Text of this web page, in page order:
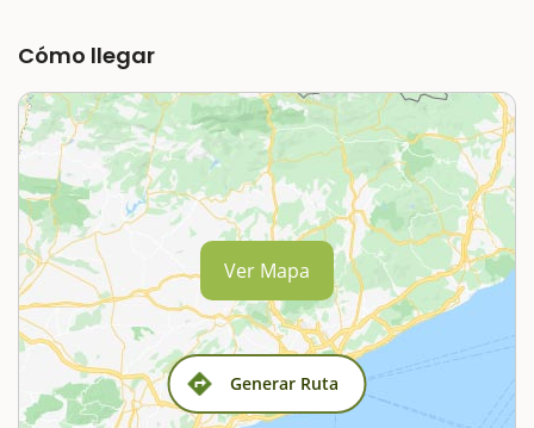
Cómo llegar
Generar Ruta
Ver Mapa